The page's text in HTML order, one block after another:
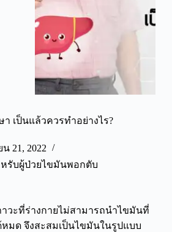
เป็นแล้วควรทำอย่างไร?
21, 2022
รับผู้ป่วยไขมันพอกตับ
วะที่ร่างกายไม่สามารถนำไขมันที่
มด จึงสะสมเป็นไขมันในรูปแบบ